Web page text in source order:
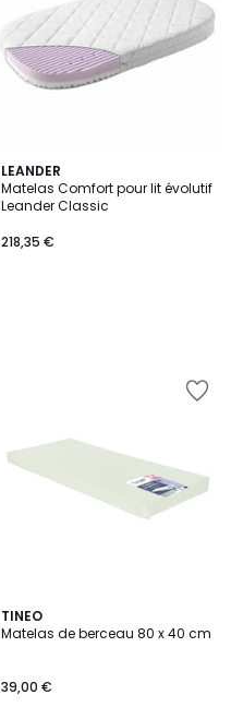
LEANDER
Matelas Comfort pour lit évolutif
Leander Classic
218,35 €
TINEO
Matelas de berceau 80 x 40 cm
39,00 €